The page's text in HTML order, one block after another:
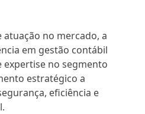
atuação no mercado, a
em gestão contábil
expertise no segmento
estratégico a
eficiência e